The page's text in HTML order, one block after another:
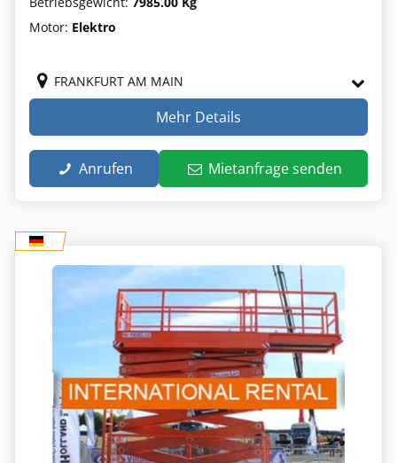
Motor: Elektro
FRANKFURT AM MAIN
Mehr Details
Anrufen Mietanfrage senden